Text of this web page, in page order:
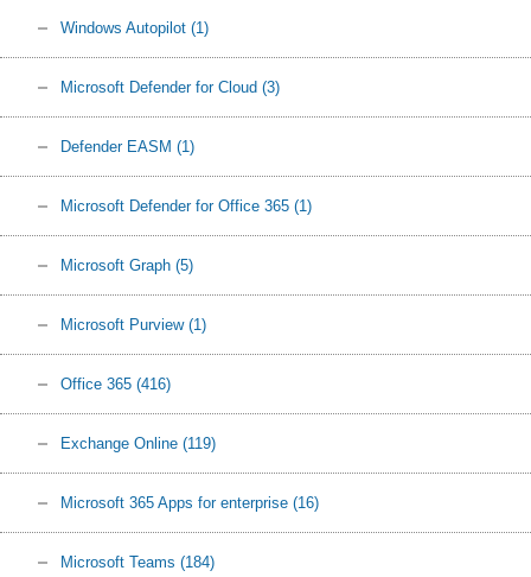
Windows Autopilot (1)
Microsoft Defender for Cloud (3)
Defender EASM (1)
Microsoft Defender for Office 365 (1)
Microsoft Graph (5)
Microsoft Purview (1)
Office 365 (416)
Exchange Online (119)
Microsoft 365 Apps for enterprise (16)
Microsoft Teams (184)